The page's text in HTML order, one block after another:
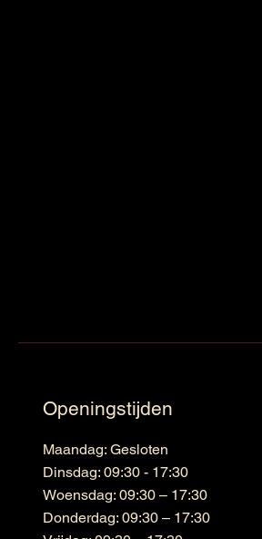
Openingstijden
Maandag: Gesloten
Dinsdag: 09:30 - 17:30
Woensdag: 09:30 – 17:30
Donderdag: 09:30 – 17:30